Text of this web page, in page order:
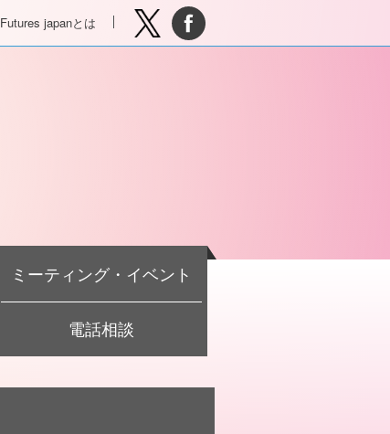
Futures japanとは
ミーティング・イベント
電話相談